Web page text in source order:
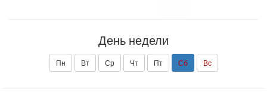
День недели
Пн Вт Ср Чт Пт Сб Вс